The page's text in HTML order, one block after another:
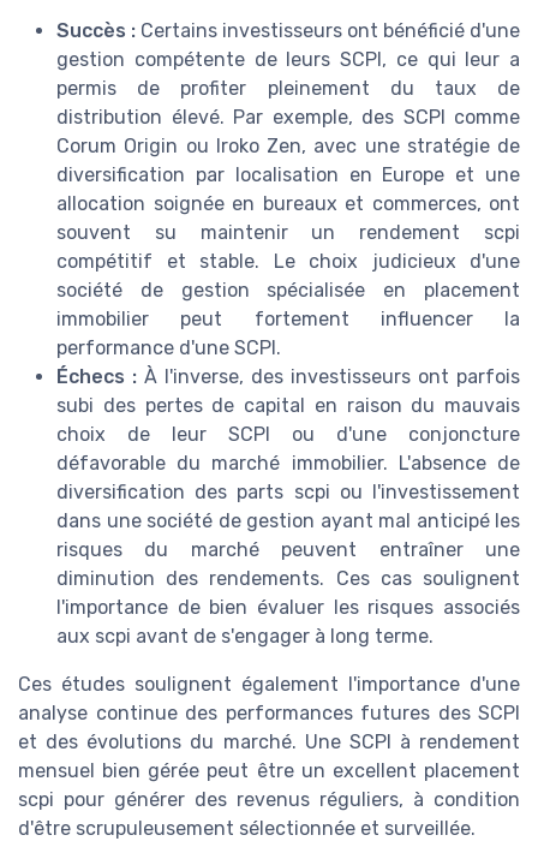
Succès : Certains investisseurs ont bénéficié d'une
gestion compétente de leurs SCPI, ce qui leur a
permis de profiter pleinement du taux de
distribution élevé. Par exemple, des SCPI comme
Corum Origin ou Iroko Zen, avec une stratégie de
diversification par localisation en Europe et une
allocation soignée en bureaux et commerces, ont
souvent su maintenir un rendement scpi
compétitif et stable. Le choix judicieux d'une
société de gestion spécialisée en placement
immobilier peut fortement influencer la
performance d'une SCPI.
Échecs : À l'inverse, des investisseurs ont parfois
subi des pertes de capital en raison du mauvais
choix de leur SCPI ou d'une conjoncture
défavorable du marché immobilier. L'absence de
diversification des parts scpi ou l'investissement
dans une société de gestion ayant mal anticipé les
risques du marché peuvent entraîner une
diminution des rendements. Ces cas soulignent
l'importance de bien évaluer les risques associés
aux scpi avant de s'engager à long terme.
Ces études soulignent également l'importance d'une
analyse continue des performances futures des SCPI
et des évolutions du marché. Une SCPI à rendement
mensuel bien gérée peut être un excellent placement
scpi pour générer des revenus réguliers, à condition
d'être scrupuleusement sélectionnée et surveillée.